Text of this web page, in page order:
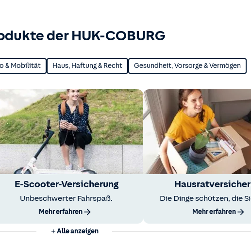
der HUK-COBURG
& Mobilität Haus, Haftung & Recht Gesundheit, Vorsorge & Vermögen
E-Scooter-Versicherung
Unbeschwerter Fahrspaß.
Mehr erfahren
Die Dinge schützen, die
Mehr erfahren
Alle anzeigen